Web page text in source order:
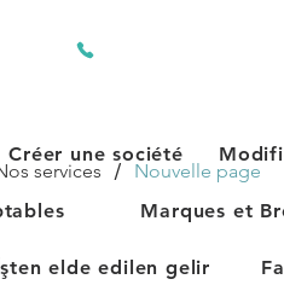
services / Nouvelle page
Créer une société
Marques et
elde edilen gelir